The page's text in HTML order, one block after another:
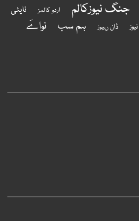
جنگ نیوزکالم اردو کالمز
نایٹی
ڈان ںیوز ہم سب
نواےَ